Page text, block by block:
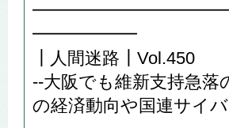
━━━━━━
┃人間迷路┃Vol.450
--大阪でも維新支持急
の経済動向や国連サイ